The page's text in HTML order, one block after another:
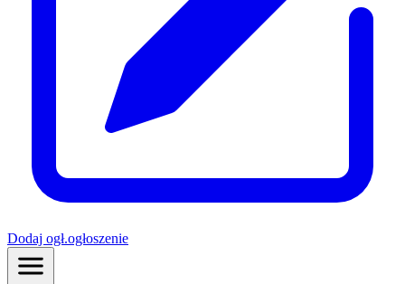
Dodaj ogł.ogłoszenie